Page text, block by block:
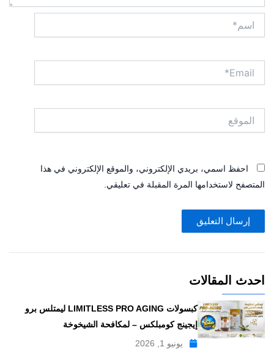
احفظ اسمي، بريدي الإلكتروني، والموقع الإلكتروني في هذا
المتصفح لاستخدامها المرة المقبلة في تعليقي.
احدث المقالات
كبسولات LIMITLESS PRO AGING ليمتلس برو
إيجينج كومبلكس – لمكافحة الشيخوخة
يونيو 1, 2026